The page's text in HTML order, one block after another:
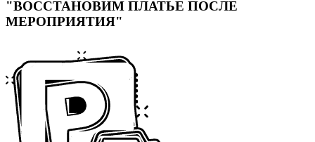
"ВОССТАНОВИМ ПЛАТЬЕ ПОСЛЕ
МЕРОПРИЯТИЯ"